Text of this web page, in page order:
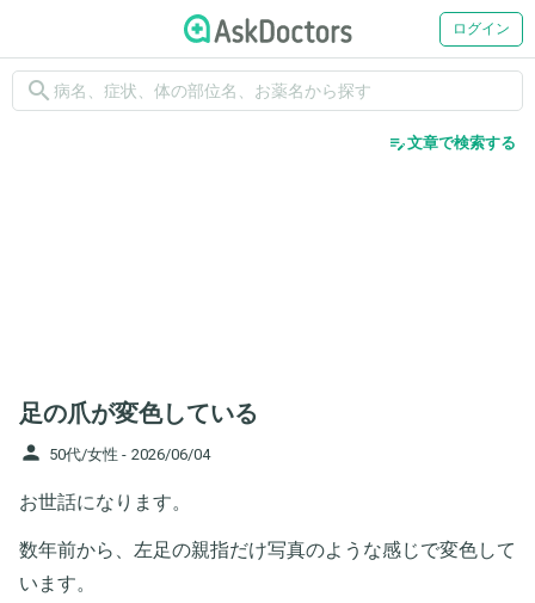
ログイン
search
edit_note文章で検索する
足の爪が変色している
person 50代/女性 - 2026/06/04
お世話になります。
数年前から、左足の親指だけ写真のような感じで変色して
います。